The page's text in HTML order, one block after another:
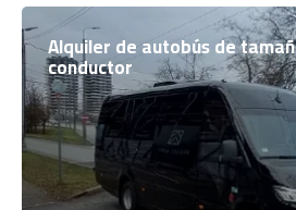
Alquiler de autobús de
conductor